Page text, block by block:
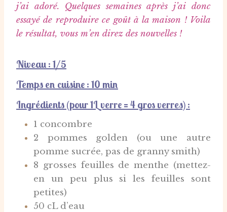
j’ai adoré. Quelques semaines après j’ai donc
essayé de reproduire ce goût à la maison ! Voila
le résultat, vous m’en direz des nouvelles !
Niveau : 1/5
Temps en cuisine : 10 min
Ingrédients (pour 1L verre = 4 gros verres) :
1 concombre
2 pommes golden (ou une autre
pomme sucrée, pas de granny smith)
8 grosses feuilles de menthe (mettez-
en un peu plus si les feuilles sont
petites)
50 cL d’eau